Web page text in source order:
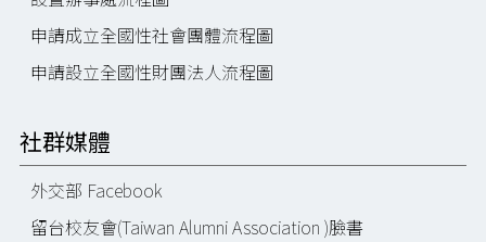
申請成立全國性社會團體流程圖
申請設立全國性財團法人流程圖
社群媒體
外交部 Facebook
留台校友會(Taiwan Alumni Association )臉書